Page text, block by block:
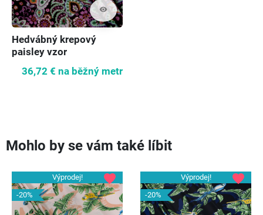
visibility
Hedvábný krepový
paisley vzor
36,72 € na běžný metr
Mohlo by se vám také líbit
Výprodej!
-20%
favorite
Výprodej!
-20%
favorite